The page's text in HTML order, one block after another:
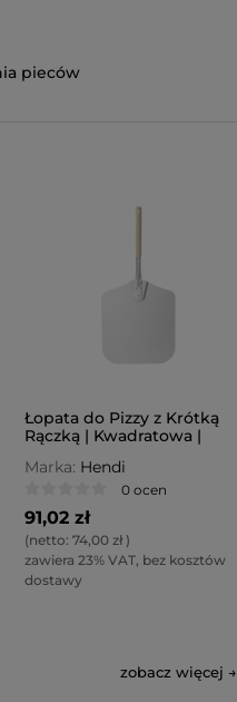
pieców
Łopata do Pizzy z Krótką
Rączką | Kwadratowa |
Marka: Hendi
0 ocen
91,02 zł
(netto: 74,00 zł)
zawiera 23% VAT, bez kosztów
dostawy
zobacz więcej →